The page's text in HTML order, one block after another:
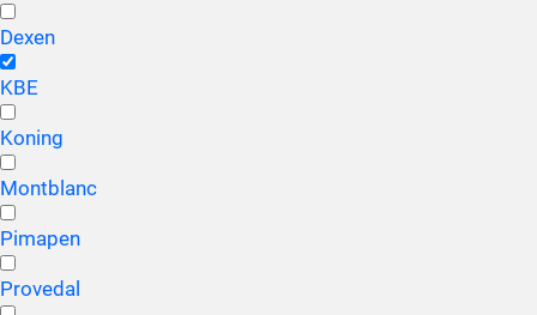
Dexen
KBE
Koning
Montblanc
Pimapen
Provedal